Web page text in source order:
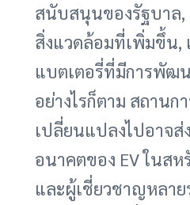
สนับสนุนของรัฐบาล,
สิ่งแวดล้อมที่เพิ่มขึ้น,
แบตเตอรี่ที่มีการพัฒ
อย่างไรก็ตาม สถานก
เปลี่ยนแปลงไปอาจ
อนาคตของ EV ในสห
และผู้เชี่ยวชาญหลาย